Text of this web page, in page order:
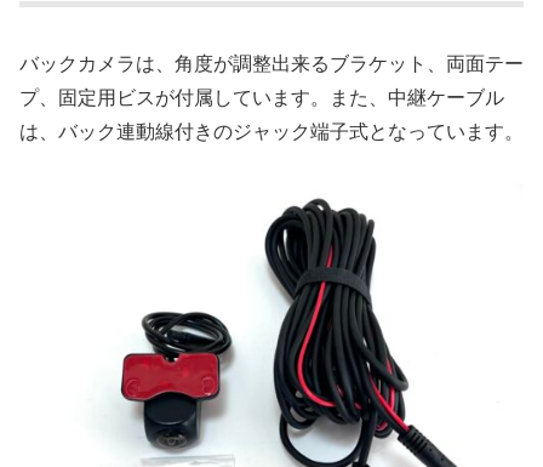
バックカメラは、角度が調整出来るブラケット、両面テー
プ、固定用ビスが付属しています。また、中継ケーブル
は、バック連動線付きのジャック端子式となっています。